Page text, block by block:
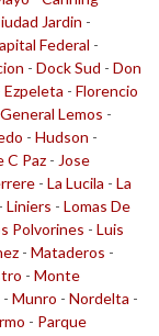
Jardin -
Federal -
- Dock Sud - Don
Ezpeleta - Florencio
General Lemos -
- Hudson -
C Paz - Jose
- La Lucila - La
- Liniers - Lomas De
Polvorines - Luis
- Mataderos -
- Monte
- Munro - Nordelta -
- Parque